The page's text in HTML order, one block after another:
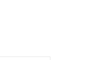
す。あなたが私から
なさってください。
なたの思いとずれて